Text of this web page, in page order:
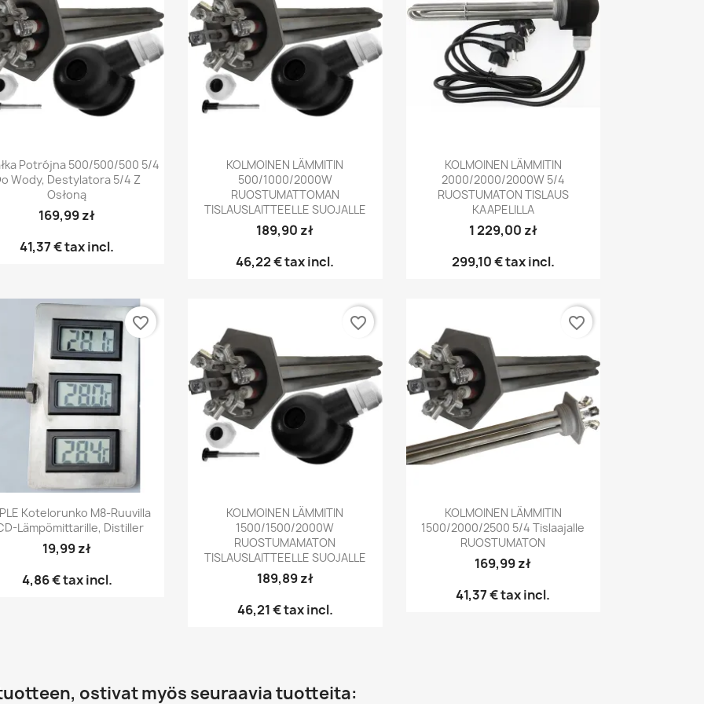
Pikakatselu
Potrójna 500/500/500 5/4
Wody, Destylatora 5/4 Z
Osłoną
169,99 zł
41,37 €tax incl.
Pikakatselu
KOLMOINEN LÄMMITIN
500/1000/2000W
RUOSTUMATTOMAN
TISLAUSLAITTEELLE SUOJALLE
189,90 zł
46,22 €tax incl.
Pikakatselu
KOLMOINEN LÄMMITIN
2000/2000/2000W 5/4
RUOSTUMATON TISLAUS
KAAPELILLA
1 229,00 zł
299,10 €tax incl.
Pikakatselu
Kotelorunko M8-Ruuvilla
Lämpömittarille, Distiller
19,99 zł
4,86 €tax incl.
favorite_border
Pikakatselu
KOLMOINEN LÄMMITIN
1500/1500/2000W
RUOSTUMAMATON
TISLAUSLAITTEELLE SUOJALLE
189,89 zł
46,21 €tax incl.
favorite_border
Pikakatselu
KOLMOINEN LÄMMITIN
1500/2000/2500 5/4 Tislaajalle
RUOSTUMATON
169,99 zł
41,37 €tax incl.
favorite_border
ostivat myös seuraavia tuotteita: